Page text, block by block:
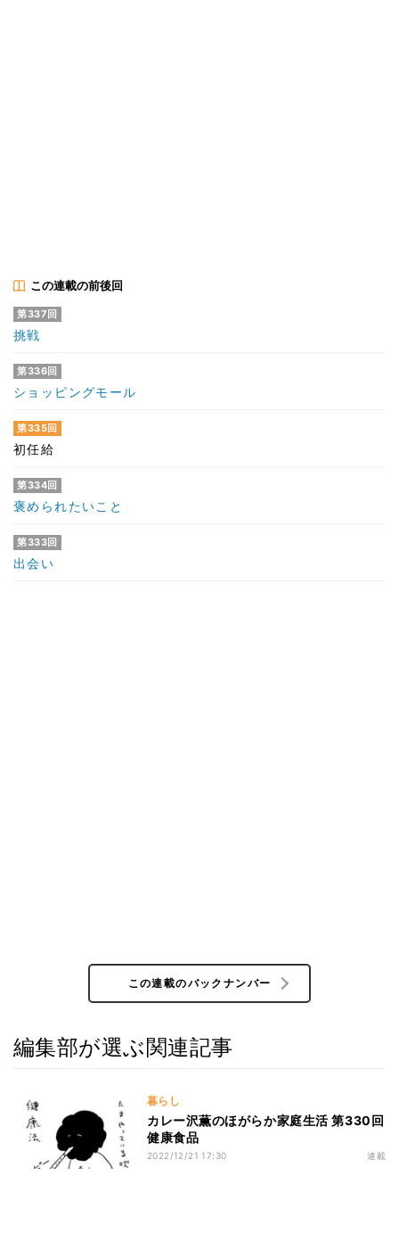
この連載の前後回
第337回
挑戦
第336回
ショッピングモール
第335回
初任給
第334回
褒められたいこと
第333回
出会い
この連載のバックナンバー
編集部が選ぶ関連記事
暮らし
カレー沢薫のほがらか家庭生活 第330回
健康食品
2022/12/21 17:30 連載